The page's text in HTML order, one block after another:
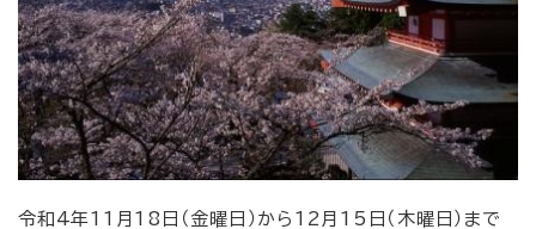
令和4年11月18日（金曜日）から12月15日（木曜日）まで